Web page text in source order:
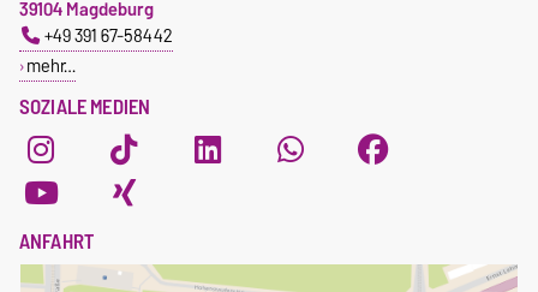
SOZIALE MEDIEN
39104 Magdeburg
+49 391 67-58442
mehr…
ANFAHRT